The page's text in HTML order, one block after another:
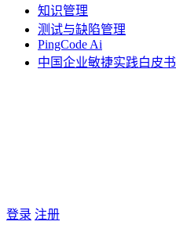
知识管理
测试与缺陷管理
PingCode Ai
中国企业敏捷实践白皮书
登录 注册